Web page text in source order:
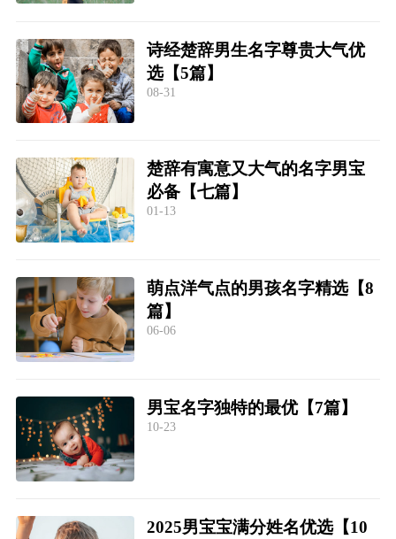
诗经楚辞男生名字尊贵大气优
选【5篇】
08-31
楚辞有寓意又大气的名字男宝
必备【七篇】
01-13
萌点洋气点的男孩名字精选【8
篇】
06-06
男宝名字独特的最优【7篇】
10-23
2025男宝宝满分姓名优选【10